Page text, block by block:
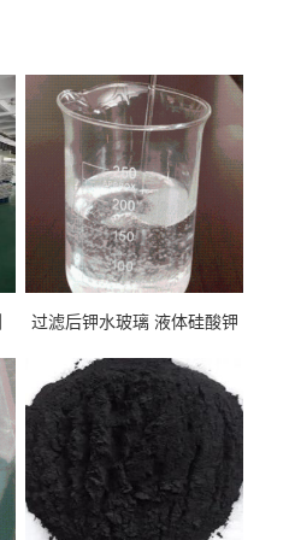
过滤后钾水玻璃 液体硅酸钾